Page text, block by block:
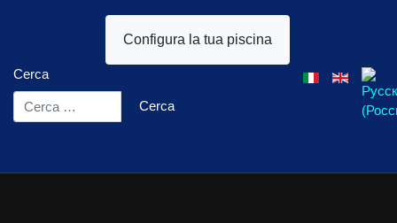
Configura la tua piscina
Cerca
Cerca
Seleziona la tua